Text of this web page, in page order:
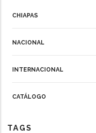
CHIAPAS
NACIONAL
INTERNACIONAL
CATÁLOGO
TAGS